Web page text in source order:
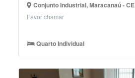
Conjunto Industrial, Maracanaú - CE
Favor chamar
Quarto Individual